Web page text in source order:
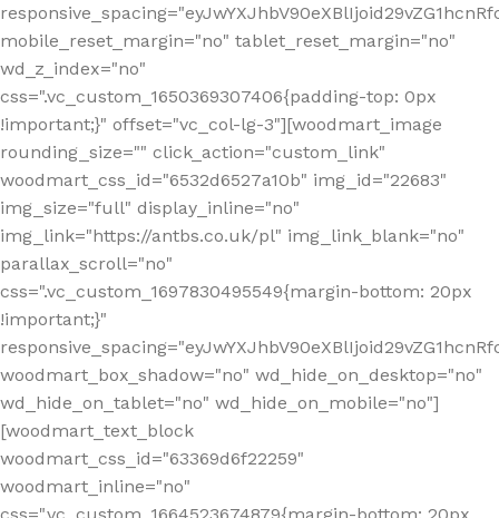
mobile_reset_margin="no" tablet_reset_margin="no"
wd_z_index="no"
css=".vc_custom_1650369307406{padding-top: 0px
!important;}" offset="vc_col-lg-3"][woodmart_image
rounding_size="" click_action="custom_link"
woodmart_css_id="6532d6527a10b" img_id="22683"
img_size="full" display_inline="no"
img_link="https://antbs.co.uk/pl" img_link_blank="no"
parallax_scroll="no"
css=".vc_custom_1697830495549{margin-bottom: 20px
!important;}"
woodmart_box_shadow="no" wd_hide_on_desktop="no"
wd_hide_on_tablet="no" wd_hide_on_mobile="no"]
[woodmart_text_block
woodmart_css_id="63369d6f22259"
woodmart_inline="no"